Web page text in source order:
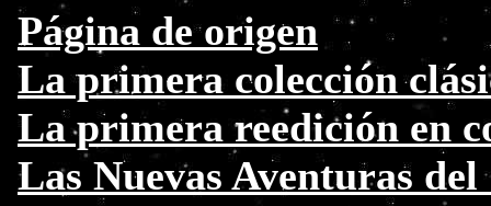
Página de origen
La primera colección
La primera reedición en
Las Nuevas Aventuras